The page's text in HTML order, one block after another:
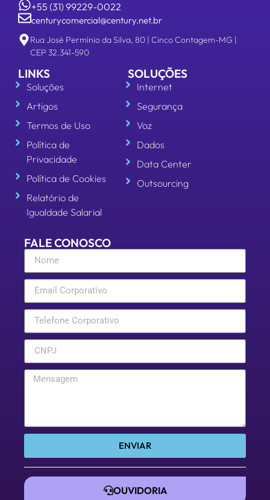
+55 (31) 99229-0022
centurycomercial@century.net.br
Rua José Permínio da Silva, 80 | Cinco Contagem-MG |
CEP 32.341-590
LINKS
Soluções
Artigos
Termos de Uso
Política de
Privacidade
Política de Cookies
Relatório de
Igualdade Salarial
SOLUÇÕES
Internet
Segurança
Voz
Dados
Data Center
Outsourcing
FALE CONOSCO
ENVIAR
OUVIDORIA